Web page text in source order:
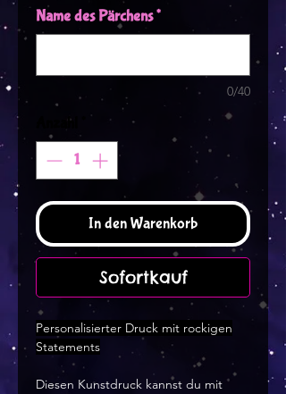
Name des Pärchens*
0/40
Anzahl
In den Warenkorb
Sofortkauf
Personalisierter Druck mit rockigen
Statements
Diesen Kunstdruck kannst du mit